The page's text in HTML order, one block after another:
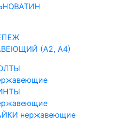
(А2, А4)
нержавеющие